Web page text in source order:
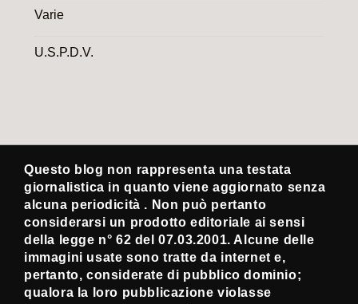
Varie
U.S.P.D.V.
Questo blog non rappresenta una testata
giornalistica in quanto viene aggiornato senza
alcuna periodicità . Non può pertanto
considerarsi un prodotto editoriale ai sensi
della legge n° 62 del 07.03.2001. Alcune delle
immagini usate sono tratte da internet e,
pertanto, considerate di pubblico dominio;
qualora la loro pubblicazione violasse